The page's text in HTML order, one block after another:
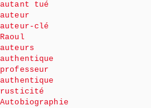
autant tué
auteur
auteur-clé
Raoul
auteurs
authentique
professeur
authentique
rusticité
Autobiographie